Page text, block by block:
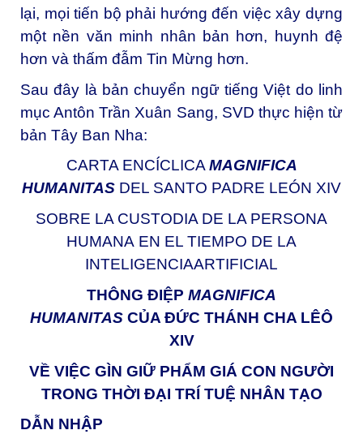
lại, mọi tiến bộ phải hướng đến việc xây dựng
một nền văn minh nhân bản hơn, huynh đệ
hơn và thấm đẫm Tin Mừng hơn.
Sau đây là bản chuyển ngữ tiếng Việt do linh
mục Antôn Trần Xuân Sang, SVD thực hiện từ
bản Tây Ban Nha:
CARTA ENCÍCLICAMAGNIFICA
HUMANITAS DEL SANTO PADRE LEÓN XIV
SOBRE LA CUSTODIA DE LA PERSONA
HUMANA EN EL TIEMPO DE LA
INTELIGENCIAARTIFICIAL
THÔNG ĐIỆP MAGNIFICA
HUMANITAS CỦA ĐỨC THÁNH CHA LÊÔ
XIV
VỀ VIỆC GÌN GIỮ PHẨM GIÁ CON NGƯỜI
TRONG THỜI ĐẠI TRÍ TUỆ NHÂN TẠO
DẪN NHẬP